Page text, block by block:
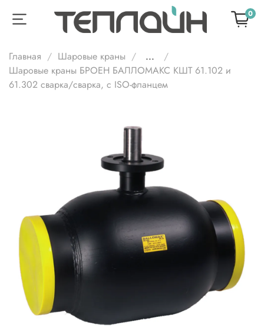
0
Главная Шаровые краны
...
Шаровые краны БРОЕН БАЛЛОМАКС КШТ 61.102 и
61.302 сварка/cварка, с ISO-фланцем